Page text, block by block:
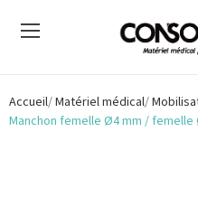
Accueil Matériel médical
Manchon femelle Ø4 mm / femelle